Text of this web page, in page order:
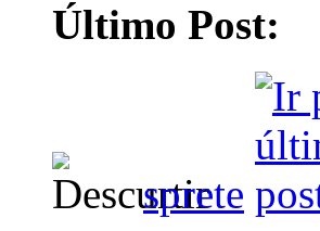
Último Post:
sprete